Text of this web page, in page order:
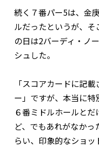
続く７番パー5は、金
ルだったというが、
の日は2バーディ・ノ
シュした。
「スコアカードに記
ー」ですが、本当に
６番ミドルホールと
ど、でもあれがなかっ
らい、印象的なショッ